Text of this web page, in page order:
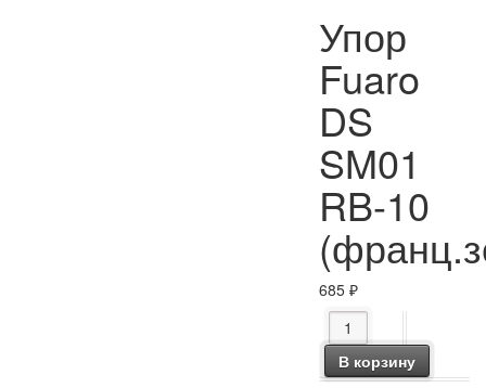
Упор
Fuaro
DS
SM01
RB-10
685₽
Количество товара
В корзину